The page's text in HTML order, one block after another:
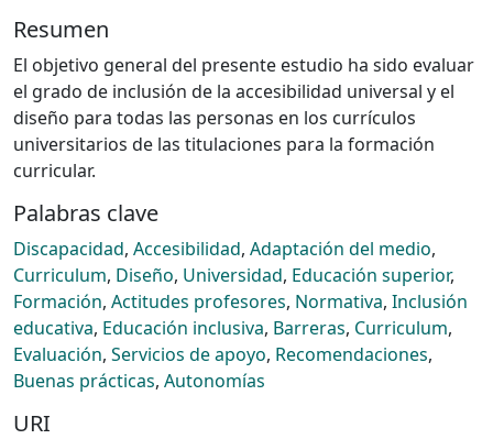
Resumen
El objetivo general del presente estudio ha sido evaluar
el grado de inclusión de la accesibilidad universal y el
diseño para todas las personas en los currículos
universitarios de las titulaciones para la formación
curricular.
Palabras clave
Discapacidad, Accesibilidad, Adaptación del medio,
Curriculum, Diseño, Universidad, Educación superior,
Formación, Actitudes profesores, Normativa, Inclusión
educativa, Educación inclusiva, Barreras, Curriculum,
Evaluación, Servicios de apoyo, Recomendaciones,
Buenas prácticas, Autonomías
URI